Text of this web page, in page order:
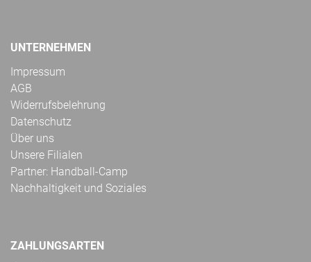
UNTERNEHMEN
Impressum
AGB
Widerrufsbelehrung
Datenschutz
Über uns
Unsere Filialen
Partner: Handball-Camp
Nachhaltigkeit und Soziales
ZAHLUNGSARTEN